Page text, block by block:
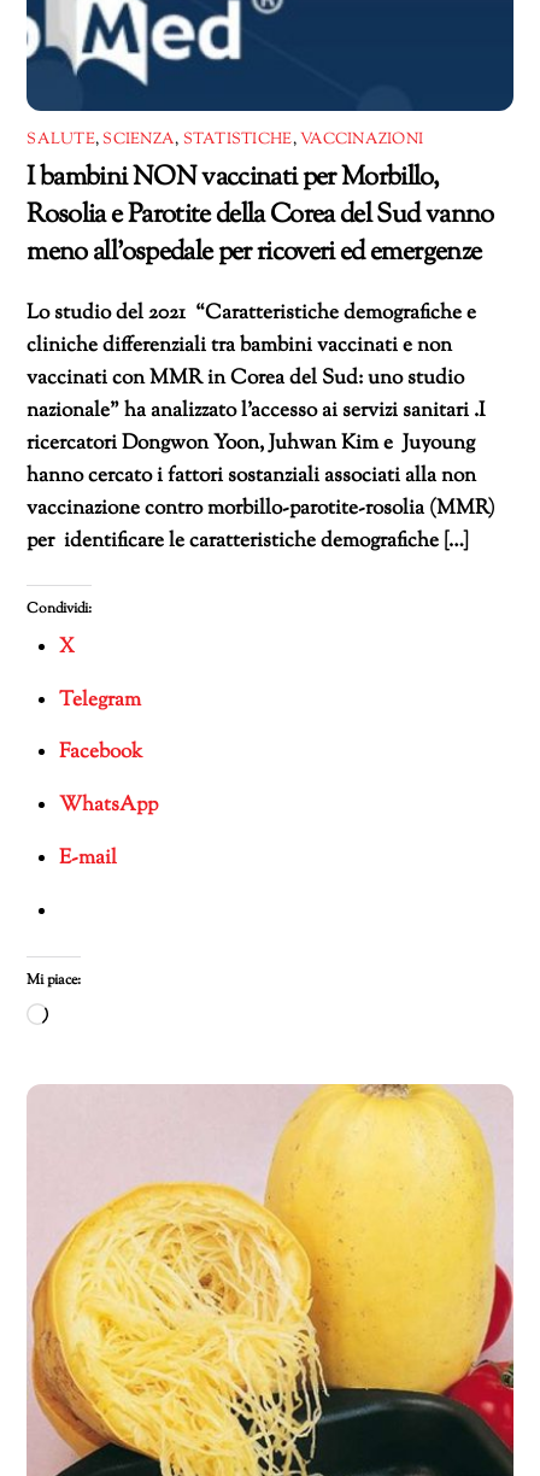
SALUTE,SCIENZA, STATISTICHE,VACCINAZIONI
I bambini NON vaccinati per Morbillo,
Rosolia e Parotite della Corea del Sud vanno
meno all’ospedale per ricoveri ed emergenze
Lo studio del 2021 “Caratteristiche demografiche e
cliniche differenziali tra bambini vaccinati e non
vaccinati con MMR in Corea del Sud: uno studio
nazionale” ha analizzato l’accesso ai servizi sanitari .I
ricercatori Dongwon Yoon, Juhwan Kim e Juyoung
hanno cercato i fattori sostanziali associati alla non
vaccinazione contro morbillo-parotite-rosolia (MMR)
per identificare le caratteristiche demografiche […]
Condividi:
X
Telegram
Facebook
WhatsApp
E-mail
Mi piace:
Caricamento
corso…